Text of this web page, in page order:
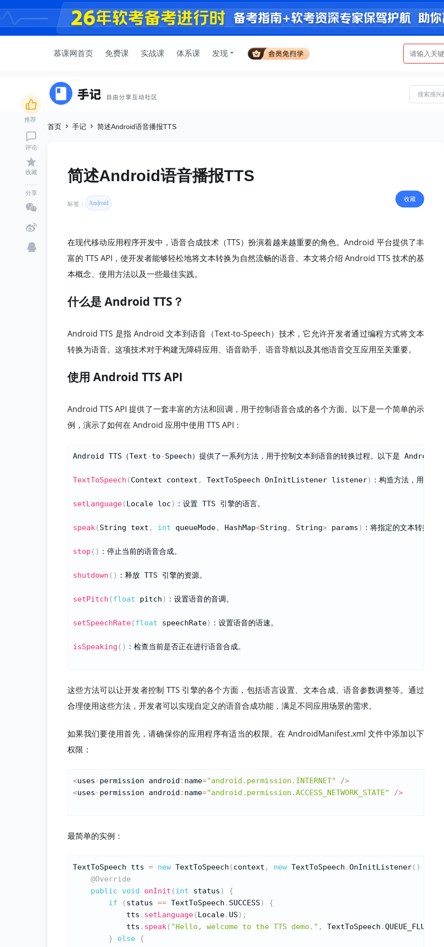
慕课网首页 免费课 实战课 体系课 发现
首页 手记 简述Android语音播报TTS
推荐
评论
收藏
分享
简述Android语音播报TTS
标签： Android
收藏
在现代移动应用程序开发中，语音合成技术（TTS）扮演着越来越重要的角色。Android 平台提供了丰
富的 TTS API，使开发者能够轻松地将文本转换为自然流畅的语音。本文将介绍 Android TTS 技术的基
本概念、使用方法以及一些最佳实践。
什么是 Android TTS？
Android TTS 是指 Android 文本到语音（Text-to-Speech）技术，它允许开发者通过编程方式将文本
转换为语音。这项技术对于构建无障碍应用、语音助手、语音导航以及其他语音交互应用至关重要。
使用 Android TTS API
Android TTS API 提供了一套丰富的方法和回调，用于控制语音合成的各个方面。以下是一个简单的示
例，演示了如何在 Android 应用中使用 TTS API：
Android TTS（Text-to-Speech）提供了一系列方法，用于控制文本到语音的转换过程。以下是 Android
TextToSpeech ( Context context , TextToSpeech .OnInitListener listener) ：构造方法，用于
setLanguage( Locale loc ) ：设置 TTS 引擎的语言。
speak( String text , int queueMode, HashMap<String , String> params ) ：将指定的文本转换为
stop ( ) ：停止当前的语音合成。
shutdown ( ) ：释放 TTS 引擎的资源。
setPitch ( float pitch ) ：设置语音的音调。
setSpeechRate( float speechRate) ：设置语音的语速。
isSpeaking ( ) ：检查当前是否正在进行语音合成。
这些方法可以让开发者控制 TTS 引擎的各个方面，包括语言设置、文本合成、语音参数调整等。通过
合理使用这些方法，开发者可以实现自定义的语音合成功能，满足不同应用场景的需求。
如果我们要使用首先，请确保你的应用程序有适当的权限。在 AndroidManifest.xml 文件中添加以下
权限：
<uses-permission android : name="android.permission.INTERNET" />
<uses-permission android : name="android.permission.ACCESS_NETWORK_STATE" />
最简单的实例：
TextToSpeech tts = new TextToSpeech ( context , new TextToSpeech .OnInitListener( )
@Override
public
void onInit ( int status )
{
if
( status == TextToSpeech . SUCCESS )
{
            tts
. setLanguage( Locale. US ) ;
            tts
. speak( "Hello, welcome to the TTS demo." , TextToSpeech .QUEUE_FLUSH
}
else {